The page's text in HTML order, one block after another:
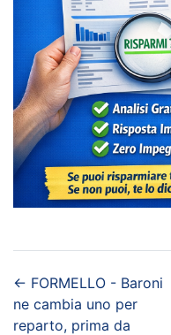
← FORMELLO - Baroni
ne cambia uno per
reparto, prima da